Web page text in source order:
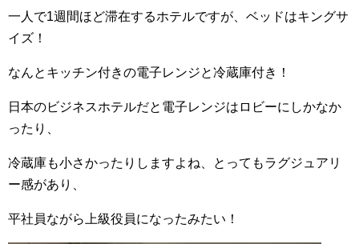
一人で1週間ほど滞在するホテルですが、ベッドはキングサ
イズ！
なんとキッチン付きの電子レンジと冷蔵庫付き！
日本のビジネスホテルだと電子レンジはロビーにしかなか
ったり、
冷蔵庫も小さかったりしますよね、とってもラグジュアリ
ー感があり、
平社員ながら上級役員になったみたい！